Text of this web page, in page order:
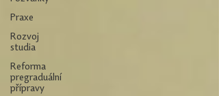
Praxe
Rozvoj
studia
Reforma
pregraduální
přípravy